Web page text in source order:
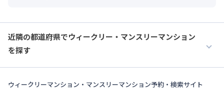
近隣の都道府県でウィークリー・マンスリーマンション
を探す
ウィークリーマンション・マンスリーマンション予約・検索サイト